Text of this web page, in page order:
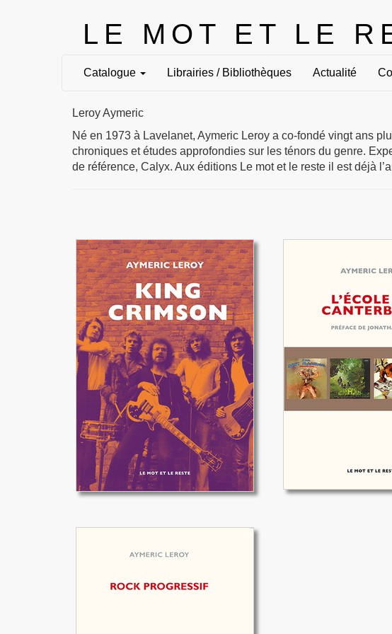
LE MOT ET LE
Catalogue Librairies / Bibliothèques Actualité
Leroy Aymeric
Né en 1973 à Lavelanet, Aymeric Leroy a co-fondé vingt ans
chroniques et études approfondies sur les ténors du genre.
de référence, Calyx. Aux éditions Le mot et le reste il est déjà